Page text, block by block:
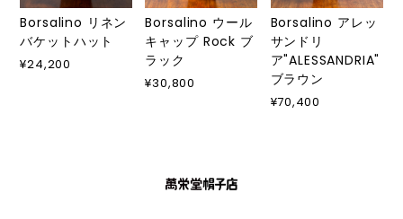
Borsalino リネン
バケットハット
¥24,200
Borsalino ウール
キャップ Rock ブ
ラック
¥30,800
Borsalino アレッ
サンドリ
ア"ALESSANDRIA"
ブラウン
¥70,400